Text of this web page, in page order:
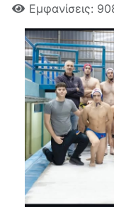
Εμφανίσεις: